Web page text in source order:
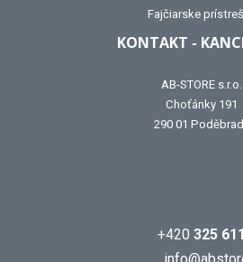
Fajčiarske
KONTAKT -
AB-STORE s.r.o.
Choťánky 191
290 01
+420 325